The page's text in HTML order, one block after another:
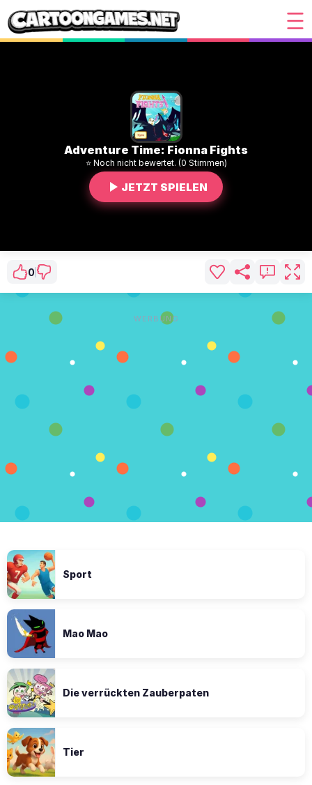
Adventure Time: Fionna Fights
⭐ Noch nicht bewertet. (0 Stimmen)
JETZT SPIELEN
0
WERBUNG
Sport
Mao Mao
Die verrückten Zauberpaten
Tier